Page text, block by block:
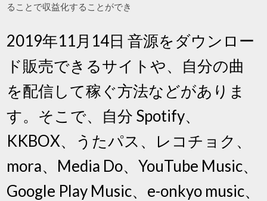
ることで収益化することができ
2019年11月14日 音源をダウンロー
ド販売できるサイトや、自分の曲
を配信して稼ぐ方法などがありま
す。そこで、自分 Spotify、
KKBOX、うたパス、レコチョク、
mora、Media Do、YouTube Music、
Google Play Music、e-onkyo music、